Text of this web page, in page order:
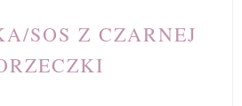
SOS Z CZARNEJ